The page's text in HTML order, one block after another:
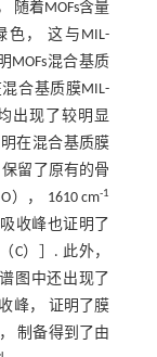
随着MOFs含量
色， 这与MIL-
MOFs混合基质
合基质膜MIL-
均出现了较明显
明在混合基质膜
留了原有的骨
）， 1610 cm-1
收峰也证明了
（C）］. 此外，
谱图中还出现了
峰， 证明了膜
制备得到了由